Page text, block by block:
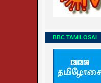
BBC TAMILOSAI